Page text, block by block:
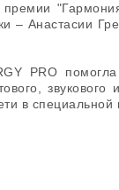
– Анастасии
PRO
в